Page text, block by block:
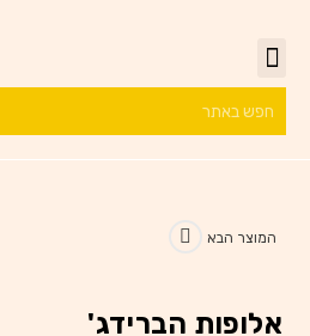
המוצר הבא
אלופות הברידג'